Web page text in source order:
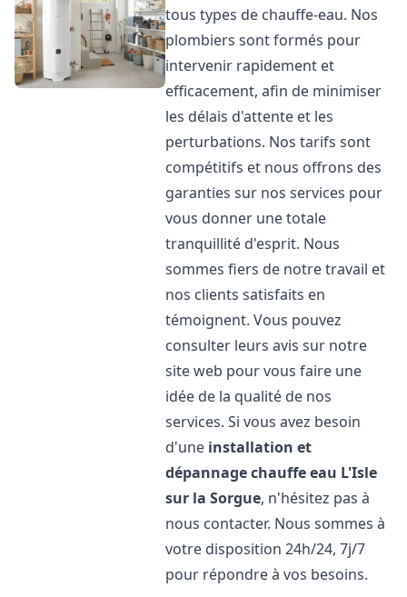
tous types de chauffe-eau. Nos
plombiers sont formés pour
intervenir rapidement et
efficacement, afin de minimiser
les délais d'attente et les
perturbations. Nos tarifs sont
compétitifs et nous offrons des
garanties sur nos services pour
vous donner une totale
tranquillité d'esprit. Nous
sommes fiers de notre travail et
nos clients satisfaits en
témoignent. Vous pouvez
consulter leurs avis sur notre
site web pour vous faire une
idée de la qualité de nos
services. Si vous avez besoin
d'une installation et
dépannage chauffe eau L'Isle
sur la Sorgue, n'hésitez pas à
nous contacter. Nous sommes à
votre disposition 24h/24, 7j/7
pour répondre à vos besoins.